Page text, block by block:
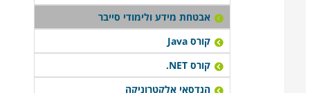
אבטחת מידע ולימודי סייבר
קורס Java
קורס NET.
הנדסאי אלקטרוניקה